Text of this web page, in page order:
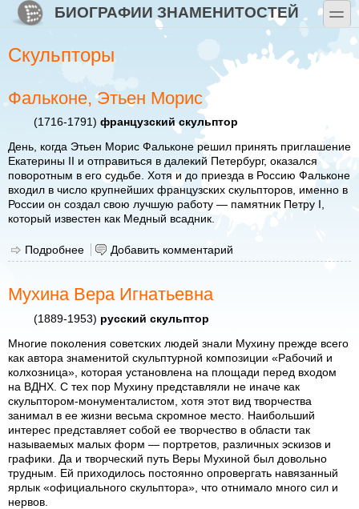
Перейти к основному содержанию
Skip to searchБИОГРАФИИ ЗНАМЕНИТОСТЕЙ toggle
Скульпторы
Фальконе, Этьен Морис
(1716-1791) французский скульптор
День, когда Этьен Морис Фальконе решил принять приглашение
Екатерины II и отправиться в далекий Петербург, оказался
поворотным в его судьбе. Хотя и до приезда в Россию Фальконе
входил в число крупнейших французских скульпторов, именно в
России он создал свою лучшую работу — памятник Петру I,
который известен как Медный всадник.
Подробнее о Фальконе, Этьен Морис
Добавить комментарий
Мухина Вера Игнатьевна
(1889-1953) русский скульптор
Многие поколения советских людей знали Мухину прежде всего
как автора знаменитой скульптурной композиции «Рабочий и
колхозница», которая установлена на площади перед входом
на ВДНХ. С тех пор Мухину представляли не иначе как
скульптором-монументалистом, хотя этот вид творчества
занимал в ее жизни весьма скромное место. Наибольший
интерес представляет собой ее творчество в области так
называемых малых форм — портретов, различных эскизов и
графики. Да и творческий путь Веры Мухиной был довольно
трудным. Ей приходилось постоянно опровергать навязанный
ярлык «официального скульптора», что отнимало много сил и
нервов.